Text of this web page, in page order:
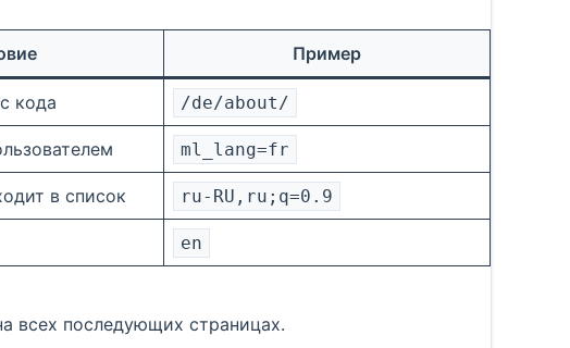
Пример
кода /de/about/
ml_lang=fr
в список ru-RU,ru;q=0.9
en
всех последующих страницах.